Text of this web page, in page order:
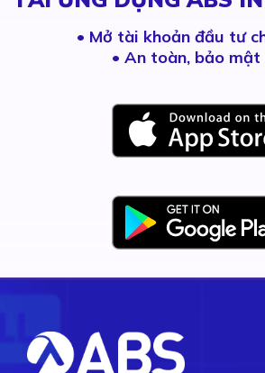
• Mở tài khoản đầu tư
• An toàn, bảo mật